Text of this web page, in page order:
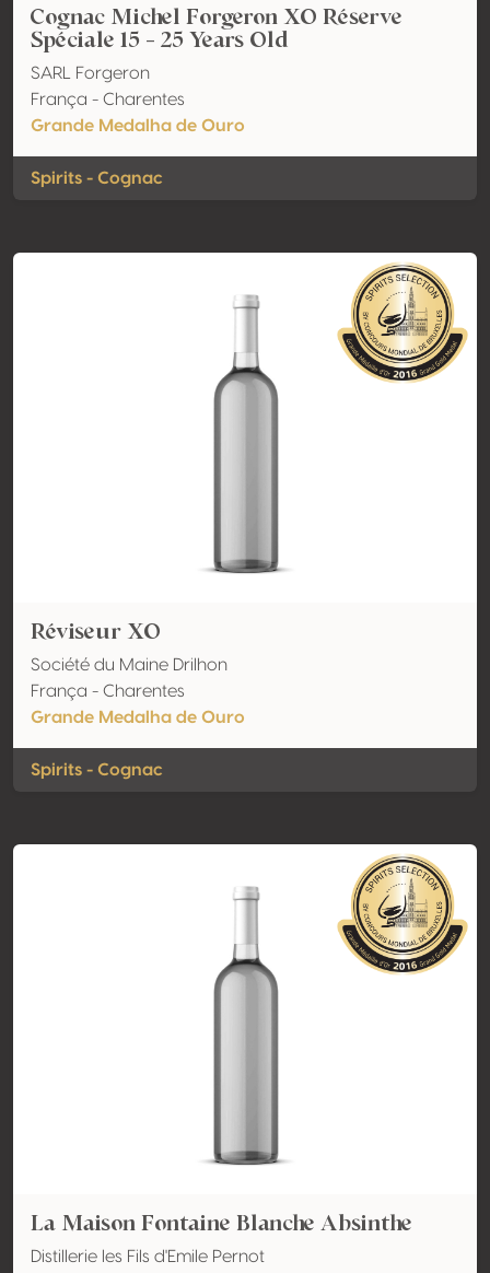
Cognac Michel Forgeron XO Réserve
Spéciale 15 - 25 Years Old
SARL Forgeron
França - Charentes
Grande Medalha de Ouro
Spirits - Cognac
Réviseur XO
Société du Maine Drilhon
França - Charentes
Grande Medalha de Ouro
Spirits - Cognac
La Maison Fontaine Blanche Absinthe
Distillerie les Fils d'Emile Pernot